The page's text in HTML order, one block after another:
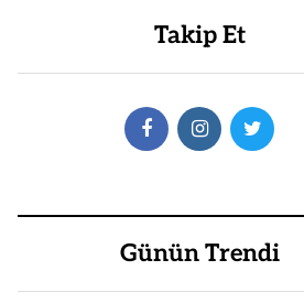
Takip Et
Günün Trendi